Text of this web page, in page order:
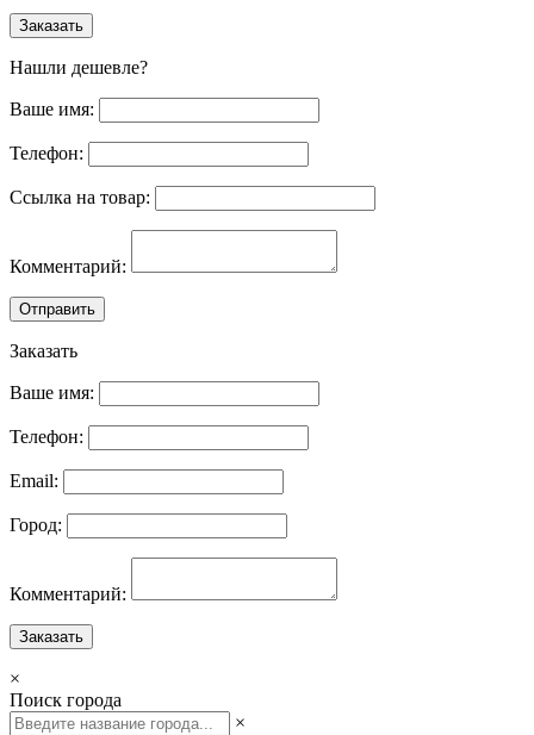
Заказать
Нашли дешевле?
Ваше имя:
Телефон:
Ссылка на товар:
Комментарий:
Отправить
Заказать
Ваше имя:
Телефон:
Email:
Город:
Комментарий:
Заказать
×
Поиск города
×